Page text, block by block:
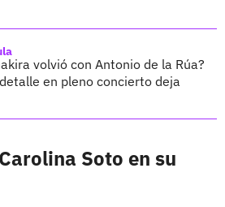
volvió con Antonio de la Rúa?
en pleno concierto deja
Soto en su